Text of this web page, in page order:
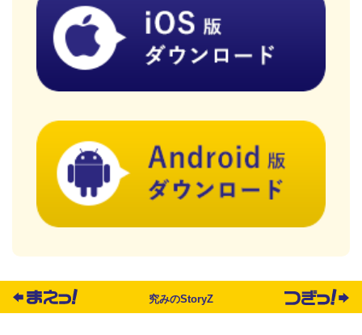
究みのStoryZ